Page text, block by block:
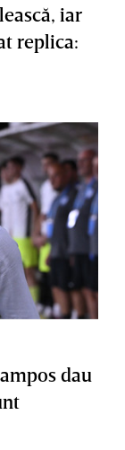
iar
replica:
dau